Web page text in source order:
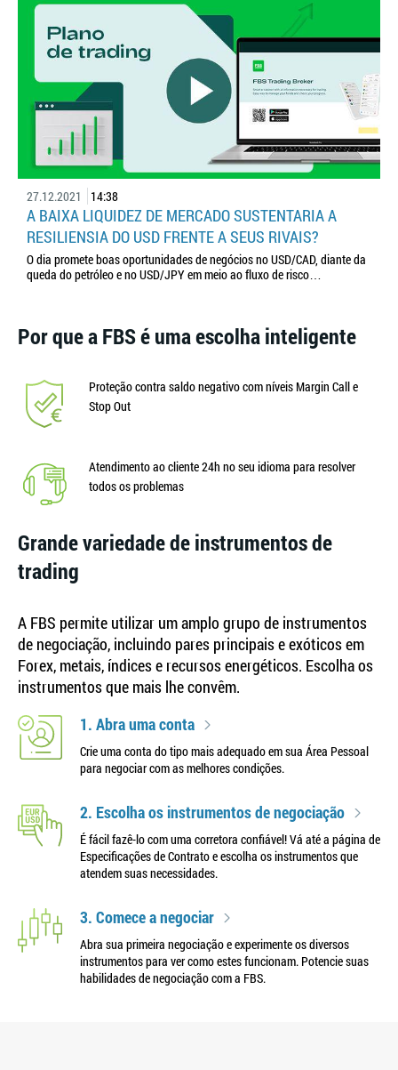
27.12.2021 14:38
A BAIXA LIQUIDEZ DE MERCADO SUSTENTARIA A
RESILIENSIA DO USD FRENTE A SEUS RIVAIS?
O dia promete boas oportunidades de negócios no USD/CAD, diante da
queda do petróleo e no USD/JPY em meio ao fluxo de risco…
Por que a FBS é uma escolha inteligente
Proteção contra saldo negativo com níveis Margin Call e
Stop Out
Atendimento ao cliente 24h no seu idioma para resolver
todos os problemas
Grande variedade de instrumentos de
trading
A FBS permite utilizar um amplo grupo de instrumentos
de negociação, incluindo pares principais e exóticos em
Forex, metais, índices e recursos energéticos. Escolha os
instrumentos que mais lhe convêm.
1. Abra uma conta
Crie uma conta do tipo mais adequado em sua Área Pessoal
para negociar com as melhores condições.
2. Escolha os instrumentos de negociação
É fácil fazê-lo com uma corretora confiável! Vá até a página de
Especificações de Contrato e escolha os instrumentos que
atendem suas necessidades.
3. Comece a negociar
Abra sua primeira negociação e experimente os diversos
instrumentos para ver como estes funcionam. Potencie suas
habilidades de negociação com a FBS.